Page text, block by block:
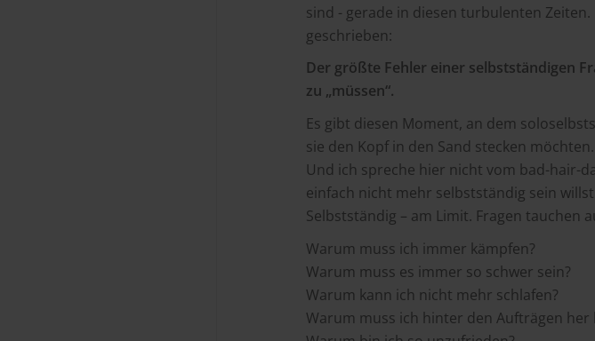
sind - gerade in diesen turbulenten
geschrieben:
Der größte Fehler einer selbstständigen
zu „müssen“.
Es gibt diesen Moment, an dem
sie den Kopf in den Sand stecken
Und ich spreche hier nicht vom bad-hair-
einfach nicht mehr selbstständig sein
Selbstständig – am Limit. Fragen tauchen
Warum muss ich immer kämpfen?
Warum muss es immer so schwer sein?
Warum kann ich nicht mehr schlafen?
Warum muss ich hinter den Aufträgen her